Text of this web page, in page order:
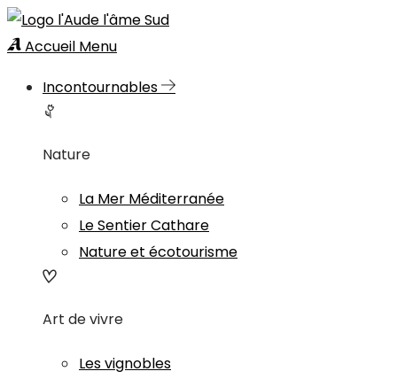
Accueil Menu
Incontournables
Nature
La Mer Méditerranée
Le Sentier Cathare
Nature et écotourisme
Art de vivre
Les vignobles